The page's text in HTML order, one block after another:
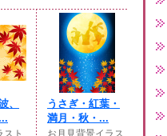
、
スト
うさぎ・紅葉・
満月・秋・...
お月見背景イラス